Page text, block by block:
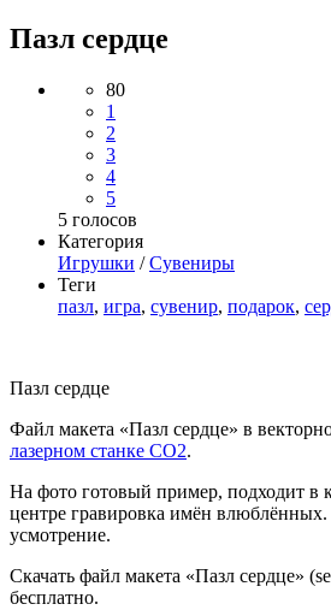
Пазл сердце
80
1
2
3
4
5
5 голосов
Категория
Игрушки /Сувениры
Теги
пазл, игра, сувенир, подарок,
Пазл сердце
Файл макета «Пазл сердце» в
лазерном станке СО2.
На фото готовый пример, подходит в
центре гравировка имён
усмотрение.
Скачать файл макета «Пазл сердце»
бесплатно.